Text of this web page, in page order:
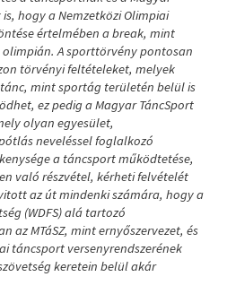
is, hogy a Nemzetközi Olimpiai
értelmében a break, mint
olimpián. A sporttörvény pontosan
törvényi feltételeket, melyek
mint sportág területén belül is
ez pedig a Magyar TáncSport
olyan egyesület,
neveléssel foglalkozó
a táncsport működtetése,
való részvétel, kérheti felvételét
az út mindenki számára, hogy a
(WDFS) alá tartozó
az MTáSZ, mint ernyőszervezet, és
táncsport versenyrendszerének
keretein belül akár